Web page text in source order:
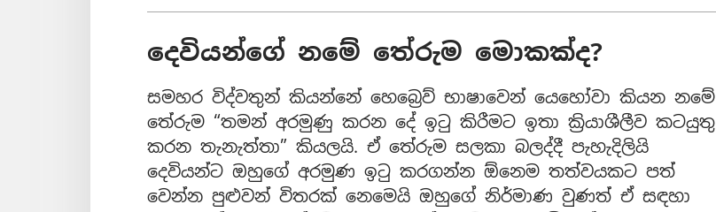
දෙවියන්ගේ නමේ තේරුම මොකක්ද?
සමහර විද්වතුන් කියන්නේ හෙබ්‍රෙව් භාෂාවෙන් යෙහෝවා කියන නමේ
තේරුම “තමන් අරමුණු කරන දේ ඉටු කිරීමට ඉතා ක්‍රියාශීලීව කටයුතු
කරන තැනැත්තා” කියලයි. ඒ තේරුම සලකා බලද්දී පැහැදිලියි
දෙවියන්ට ඔහුගේ අරමුණ ඉටු කරගන්න ඕනෙම තත්වයකට පත්
වෙන්න පුළුවන් විතරක් නෙමෙයි ඔහුගේ නිර්මාණ වුණත් ඒ සඳහා